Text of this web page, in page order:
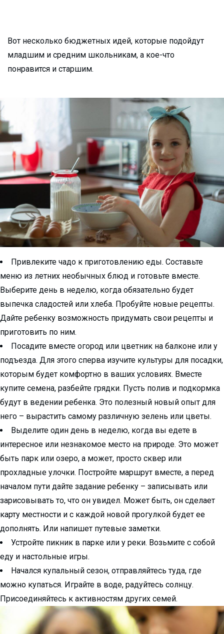
Вот несколько бюджетных идей, которые подойдут
младшим и средним школьникам, а кое-что
понравится и старшим.
Привлеките чадо к приготовлению еды. Составьте
меню из летних необычных блюд и готовьте вместе.
Выберите день в неделю, когда обязательно будет
выпечка сладостей или хлеба. Пробуйте новые рецепты.
Дайте ребенку возможность придумать свои рецепты и
приготовить по ним.
Посадите вместе огород или цветник на балконе или у
подъезда. Для этого сперва изучите культуры для посадки,
которым будет комфортно в ваших условиях. Вместе
купите семена, разбейте грядки. Пусть полив и подкормка
будут в ведении ребенка. Это полезный новый опыт для
него – вырастить самому различную зелень или цветы.
Выделите один день в неделю, когда вы едете в
интересное или незнакомое место на природе. Это может
быть парк или озеро, а может, просто сквер или
прохладные улочки. Постройте маршрут вместе, а перед
началом пути дайте задание ребенку – записывать или
зарисовывать то, что он увидел. Может быть, он сделает
карту местности и с каждой новой прогулкой будет ее
дополнять. Или напишет путевые заметки.
Устройте пикник в парке или у реки. Возьмите с собой
еду и настольные игры.
Начался купальный сезон, отправляйтесь туда, где
можно купаться. Играйте в воде, радуйтесь солнцу.
Присоединяйтесь к активностям других семей.